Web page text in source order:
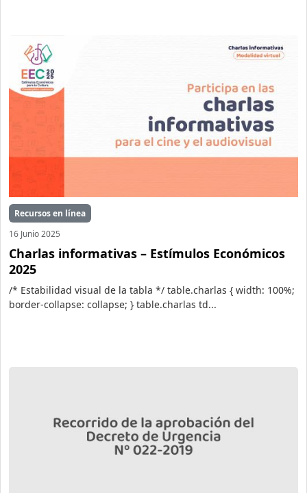
Recursos en línea
16 Junio 2025
Charlas informativas – Estímulos Económicos
2025
/* Estabilidad visual de la tabla */ table.charlas { width: 100%;
border-collapse: collapse; } table.charlas td...